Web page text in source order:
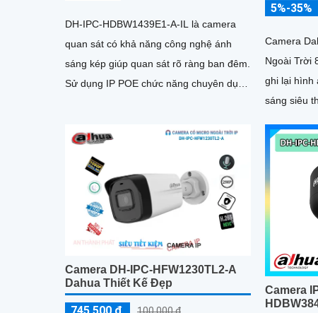
DH-IPC-HDBW1439E1-A-IL là camera
quan sát có khả năng công nghệ ánh
sáng kép giúp quan sát rõ ràng ban đêm.
Sử dụng IP POE chức năng chuyên dụng
5%-35%
Camera
Ngoài Trời
ghi lại hình
sáng siêu
Camera DH-IPC-HFW1230TL2-A
Dahua Thiết Kế Đẹp
Camera